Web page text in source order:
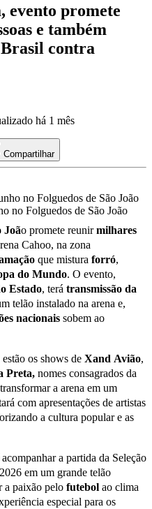
evento promete
e também
contra
há 1 mês
Compartilhar
no Folguedos de São João
João promete reunirmilhares
Cahoo, na zona
que mistura forró,
do Mundo. O evento,
Estado, terá transmissão da
telão instalado na arena e,
nacionais sobem ao
os shows de Xand Avião,
Preta, nomes consagrados da
a arena em um
com apresentações de artistas
a cultura popular e as
a partida da Seleção
em um grande telão
a paixão pelo futebol ao clima
especial para os